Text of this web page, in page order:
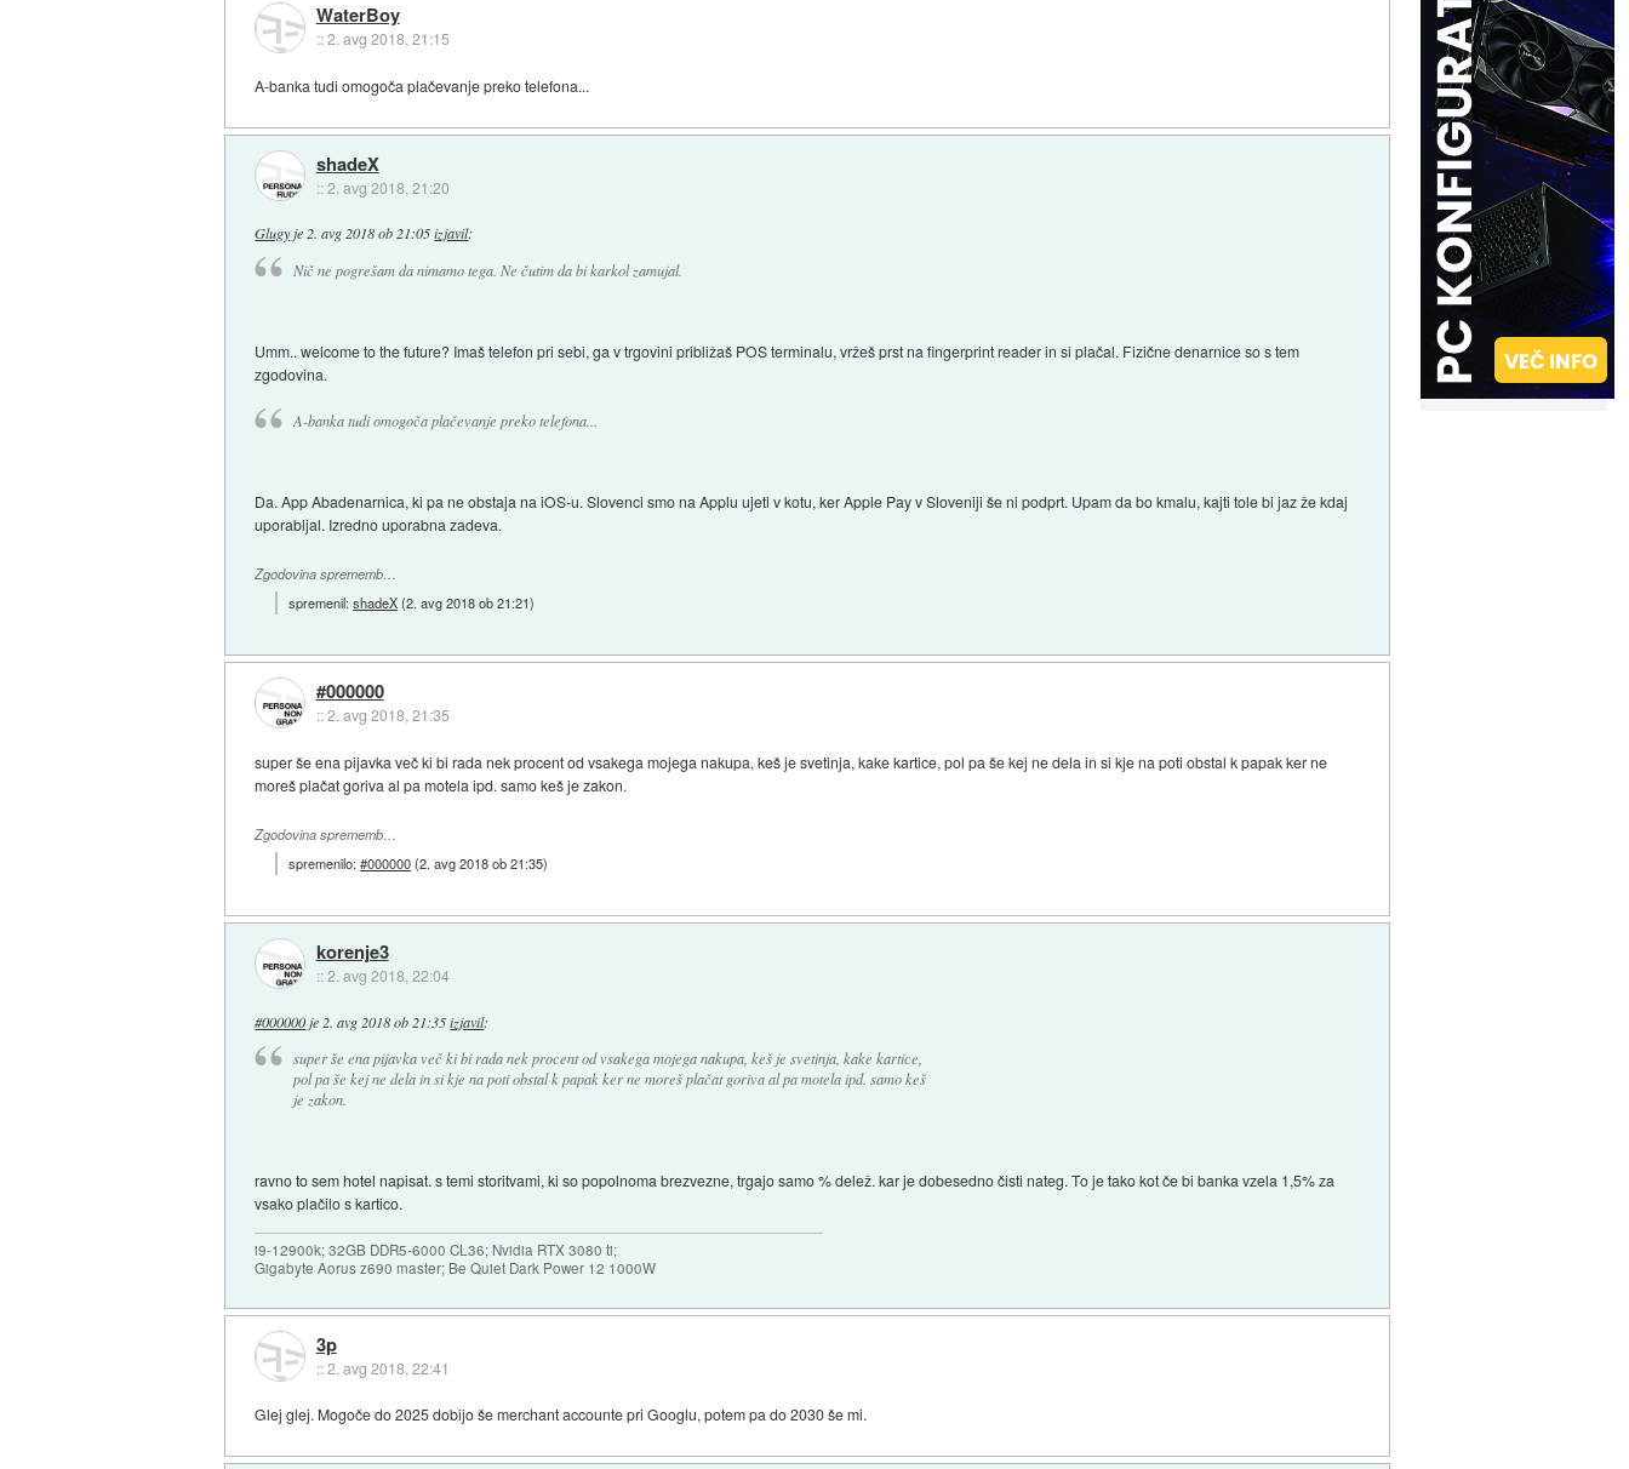
WaterBoy
::2. avg 2018, 21:15
A-banka tudi omogoča plačevanje preko telefona...
shadeX
::2. avg 2018, 21:20
Glugyje2. avg 2018 ob 21:05 izjavil:
Nič ne pogrešam da nimamo tega. Ne čutim da bi karkol zamujal.
Umm.. welcome to the future? Imaš telefon pri sebi, ga v trgovini približaš POS terminalu, vržeš prst na fingerprint reader in si plačal. Fizične denarnice so s tem
zgodovina.
A-banka tudi omogoča plačevanje preko telefona...
Da. App Abadenarnica, ki pa ne obstaja na iOS-u. Slovenci smo na Applu ujeti v kotu, ker Apple Pay v Sloveniji še ni podprt. Upam da bo kmalu, kajti tole bi jaz že kdaj
uporabljal. Izredno uporabna zadeva.
Zgodovina sprememb…
spremenil:shadeX(2. avg 2018 ob 21:21)
#000000
::2. avg 2018, 21:35
super še ena pijavka več ki bi rada nek procent od vsakega mojega nakupa, keš je svetinja, kake kartice, pol pa še kej ne dela in si kje na poti obstal k papak ker ne
moreš plačat goriva al pa motela ipd. samo keš je zakon.
Zgodovina sprememb…
spremenilo:#000000(2. avg 2018 ob 21:35)
korenje3
::2. avg 2018, 22:04
#000000 je 2. avg 2018 ob 21:35 izjavil:
super še ena pijavka več ki bi rada nek procent od vsakega mojega nakupa, keš je svetinja, kake kartice,
pol pa še kej ne dela in si kje na poti obstal k papak ker ne moreš plačat goriva al pa motela ipd. samo keš
je zakon.
ravno to sem hotel napisat. s temi storitvami, ki so popolnoma brezvezne, trgajo samo % delež. kar je dobesedno čisti nateg. To je tako kot če bi banka vzela 1,5% za
vsako plačilo s kartico.
i9-12900k; 32GB DDR5-6000 CL36; Nvidia RTX 3080 ti;
Gigabyte Aorus z690 master; Be Quiet Dark Power 12 1000W
3p
::2. avg 2018, 22:41
Glej glej. Mogoče do 2025 dobijo še merchant accounte pri Googlu, potem pa do 2030 še mi.